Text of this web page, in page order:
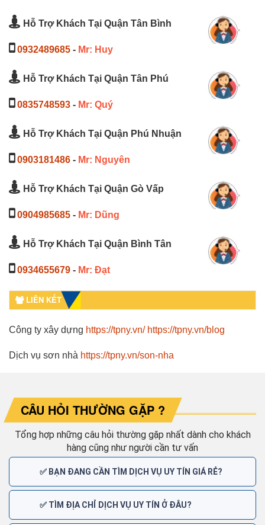
Hỗ Trợ Khách Tại Quận Tân Bình
0932489685 - Mr: Huy
Hỗ Trợ Khách Tại Quận Tân Phú
0835748593 - Mr: Quý
Hỗ Trợ Khách Tại Quận Phú Nhuận
0903181486 - Mr: Nguyên
Hỗ Trợ Khách Tại Quận Gò Vấp
0904985685 - Mr: Dũng
Hỗ Trợ Khách Tại Quận Bình Tân
0934655679 - Mr: Đạt
LIÊN KẾT
Công ty xây dựng https://tpny.vn/ https://tpny.vn/blog
Dịch vụ sơn nhà https://tpny.vn/son-nha
CÂU HỎI THƯỜNG GẶP ?
Tổng hợp những câu hỏi thường gặp nhất dành cho khách
hàng cũng như người cần tư vấn
✅ BẠN ĐANG CẦN TÌM DỊCH VỤ UY TÍN GIÁ RẺ?
✅ TÌM ĐỊA CHỈ DỊCH VỤ UY TÍN Ở ĐÂU?